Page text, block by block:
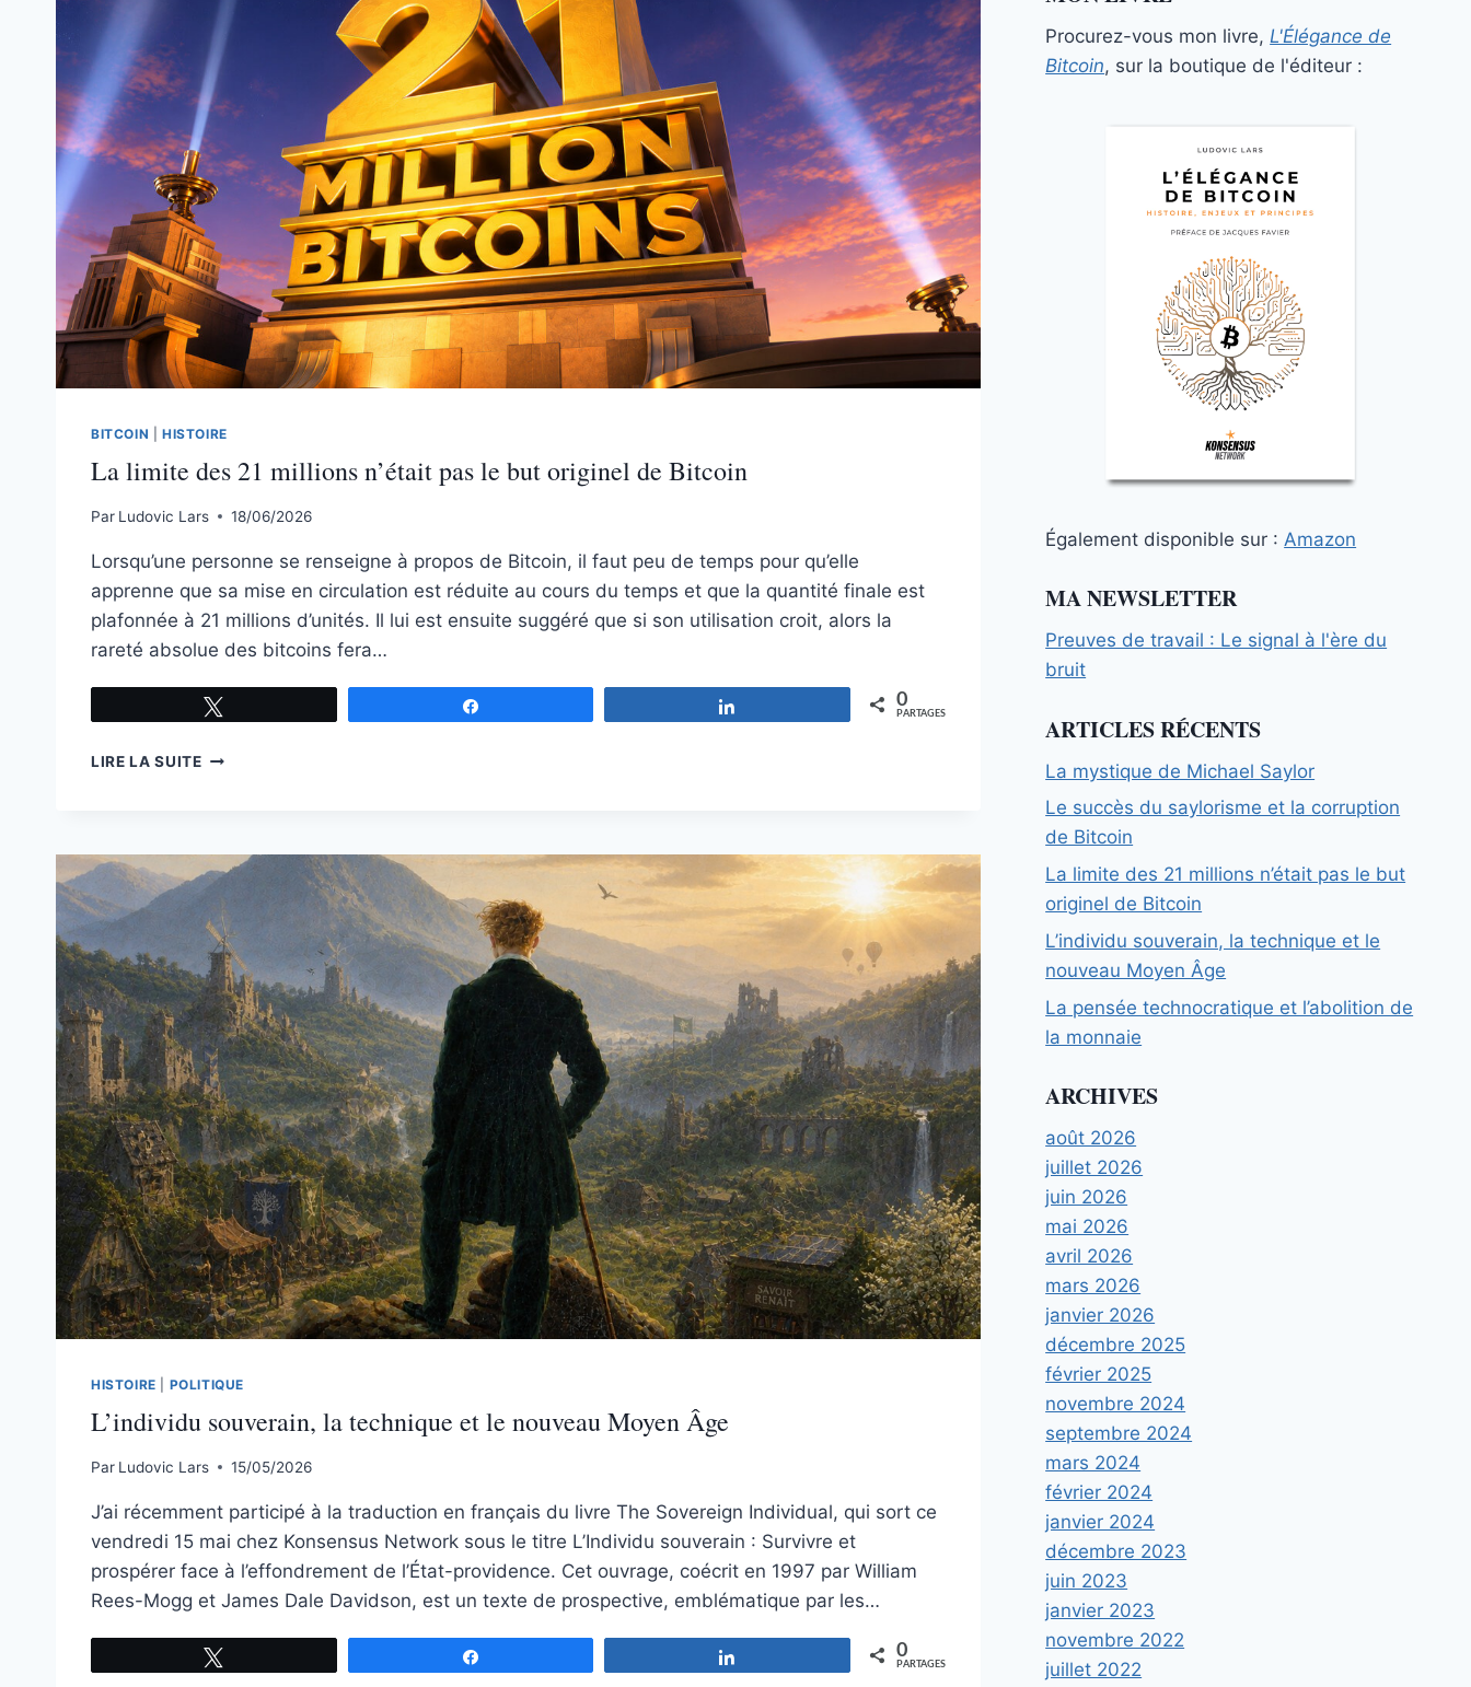
BITCOIN HISTOIRE
La limite des 21 millions n’était pas le but originel de Bitcoin
Par Ludovic Lars 18/06/2026
Lorsqu’une personne se renseigne à propos de Bitcoin, il faut peu de temps pour qu’elle
apprenne que sa mise en circulation est réduite au cours du temps et que la quantité finale est
plafonnée à 21 millions d’unités. Il lui est ensuite suggéré que si son utilisation croit, alors la
rareté absolue des bitcoins fera…
0
PARTAGES
LIRE LA SUITELA
N’ÉTAIT
LE
BUT
ORIGINEL
DE
BITCOIN
HISTOIRE POLITIQUE
L’individu souverain, la technique et le nouveau Moyen Âge
Par Ludovic Lars 15/05/2026
J’ai récemment participé à la traduction en français du livre The Sovereign Individual, qui sort ce
vendredi 15 mai chez Konsensus Network sous le titre L’Individu souverain : Survivre et
prospérer face à l’effondrement de l’État-providence. Cet ouvrage, coécrit en 1997 par William
Rees-Mogg et James Dale Davidson, est un texte de prospective, emblématique par les…
0
PARTAGES
Procurez-vous mon livre,L'Élégance de
Bitcoin, sur la boutique de l'éditeur :
Également disponible sur : Amazon
MA NEWSLETTER
Preuves de travail : Le signal à l'ère du
bruit
ARTICLES RÉCENTS
La mystique de Michael Saylor
Le succès du saylorisme et la corruption
de Bitcoin
La limite des 21 millions n’était pas le but
originel de Bitcoin
L’individu souverain, la technique et le
nouveau Moyen Âge
La pensée technocratique et l’abolition de
la monnaie
ARCHIVES
août 2026
juillet 2026
juin 2026
mai 2026
avril 2026
mars 2026
janvier 2026
décembre 2025
février 2025
novembre 2024
septembre 2024
mars 2024
février 2024
janvier 2024
décembre 2023
juin 2023
janvier 2023
novembre 2022
juillet 2022